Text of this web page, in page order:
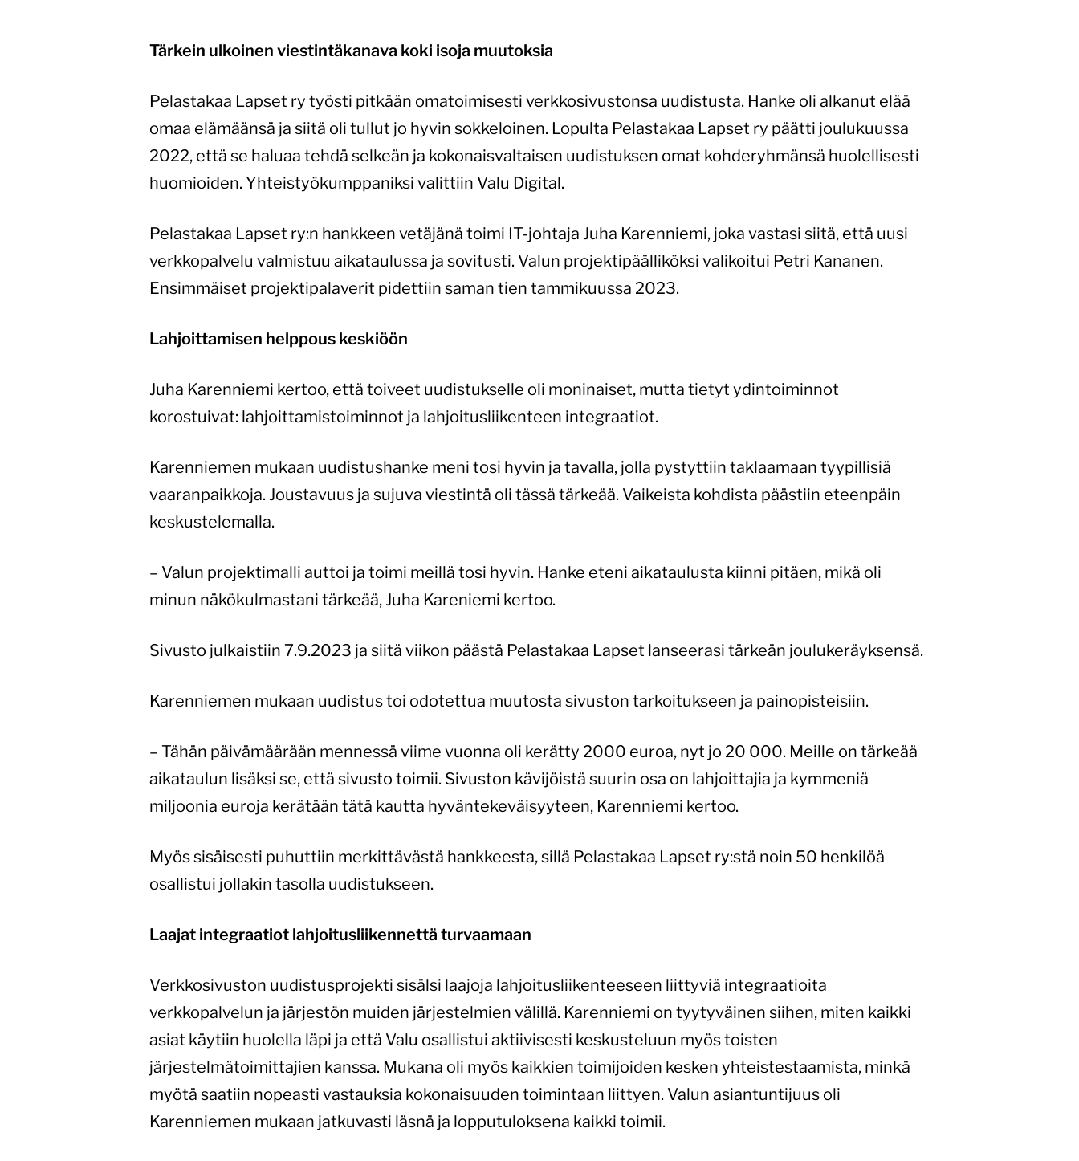
Tärkein ulkoinen viestintäkanava koki isoja muutoksia
Pelastakaa Lapset ry työsti pitkään omatoimisesti verkkosivustonsa uudistusta. Hanke oli alkanut elää
omaa elämäänsä ja siitä oli tullut jo hyvin sokkeloinen. Lopulta Pelastakaa Lapset ry päätti joulukuussa
2022, että se haluaa tehdä selkeän ja kokonaisvaltaisen uudistuksen omat kohderyhmänsä huolellisesti
huomioiden. Yhteistyökumppaniksi valittiin Valu Digital.
Pelastakaa Lapset ry:n hankkeen vetäjänä toimi IT-johtaja Juha Karenniemi, joka vastasi siitä, että uusi
verkkopalvelu valmistuu aikataulussa ja sovitusti. Valun projektipäälliköksi valikoitui Petri Kananen.
Ensimmäiset projektipalaverit pidettiin saman tien tammikuussa 2023.
Lahjoittamisen helppous keskiöön
Juha Karenniemi kertoo, että toiveet uudistukselle oli moninaiset, mutta tietyt ydintoiminnot
korostuivat: lahjoittamistoiminnot ja lahjoitusliikenteen integraatiot.
Karenniemen mukaan uudistushanke meni tosi hyvin ja tavalla, jolla pystyttiin taklaamaan tyypillisiä
vaaranpaikkoja. Joustavuus ja sujuva viestintä oli tässä tärkeää. Vaikeista kohdista päästiin eteenpäin
keskustelemalla.
– Valun projektimalli auttoi ja toimi meillä tosi hyvin. Hanke eteni aikataulusta kiinni pitäen, mikä oli
minun näkökulmastani tärkeää, Juha Kareniemi kertoo.
Sivusto julkaistiin 7.9.2023 ja siitä viikon päästä Pelastakaa Lapset lanseerasi tärkeän joulukeräyksensä.
Karenniemen mukaan uudistus toi odotettua muutosta sivuston tarkoitukseen ja painopisteisiin.
– Tähän päivämäärään mennessä viime vuonna oli kerätty 2000 euroa, nyt jo 20 000. Meille on tärkeää
aikataulun lisäksi se, että sivusto toimii. Sivuston kävijöistä suurin osa on lahjoittajia ja kymmeniä
miljoonia euroja kerätään tätä kautta hyväntekeväisyyteen, Karenniemi kertoo.
Myös sisäisesti puhuttiin merkittävästä hankkeesta, sillä Pelastakaa Lapset ry:stä noin 50 henkilöä
osallistui jollakin tasolla uudistukseen.
Laajat integraatiot lahjoitusliikennettä turvaamaan
Verkkosivuston uudistusprojekti sisälsi laajoja lahjoitusliikenteeseen liittyviä integraatioita
verkkopalvelun ja järjestön muiden järjestelmien välillä. Karenniemi on tyytyväinen siihen, miten kaikki
asiat käytiin huolella läpi ja että Valu osallistui aktiivisesti keskusteluun myös toisten
järjestelmätoimittajien kanssa. Mukana oli myös kaikkien toimijoiden kesken yhteistestaamista, minkä
myötä saatiin nopeasti vastauksia kokonaisuuden toimintaan liittyen. Valun asiantuntijuus oli
Karenniemen mukaan jatkuvasti läsnä ja lopputuloksena kaikki toimii.